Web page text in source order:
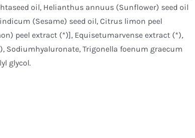
oil, Helianthus annuus (Sunflower) seed oil
(Sesame) seed oil, Citrus limon peel
peel extract (*)], Equisetumarvense extract (*),
Sodiumhyaluronate, Trigonella foenum graecum
glycol.